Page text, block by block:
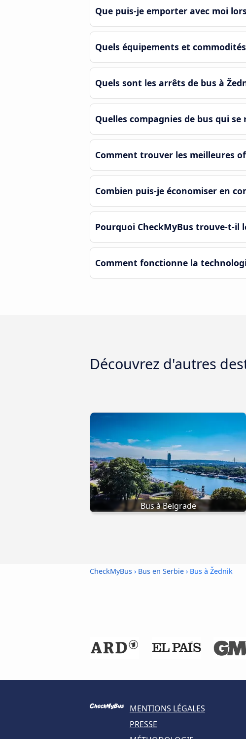
Que puis-je emporter avec moi
Quels équipements et
Quels sont les arrêts de bus à
Quelles compagnies de bus qui se
Comment trouver les meilleures
Combien puis-je économiser en
Pourquoi CheckMyBus trouve-t-il
Comment fonctionne la
Découvrez d'autres
Bus à Belgrade
CheckMyBus › Bus en Serbie › Bus à Žednik
MENTIONS LÉGALES
PRESSE